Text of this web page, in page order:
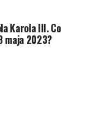
Karola III. Co
maja 2023?